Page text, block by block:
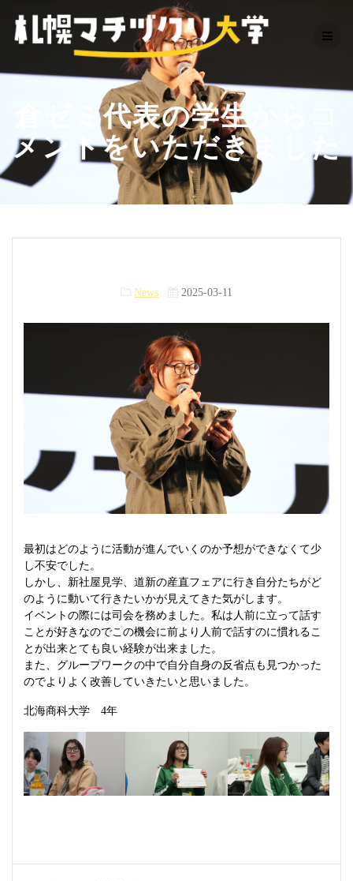
Skip
to
content
倉ゼミ代表の学生からコ
メントをいただきました
News 2025-03-11
最初はどのように活動が進んでいくのか予想ができなくて少
し不安でした。
しかし、新社屋見学、道新の産直フェアに行き自分たちがど
のように動いて行きたいかが見えてきた気がします。
イベントの際には司会を務めました。私は人前に立って話す
ことが好きなのでこの機会に前より人前で話すのに慣れるこ
とが出来とても良い経験が出来ました。
また、グループワークの中で自分自身の反省点も見つかった
のでよりよく改善していきたいと思いました。
北海商科大学 4年